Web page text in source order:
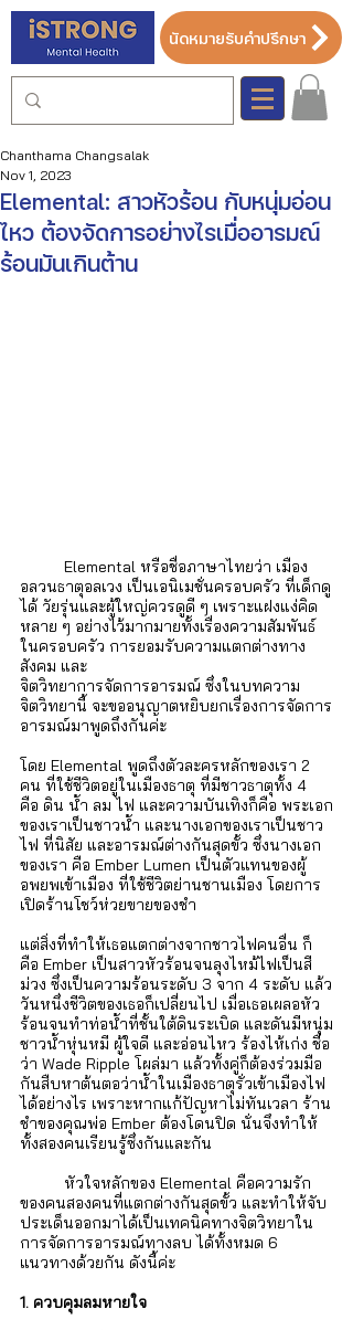
นัดหมายรับคำปรึกษา
Elemental: สาวหัวร้อน กับหนุ่มอ่อน
ไหว ต้องจัดการอย่างไรเมื่ออารมณ์
ร้อนมันเกินต้าน
Chanthama Changsalak
Nov 1, 2023
Elemental หรือชื่อภาษาไทยว่า เมือง
อลวนธาตุอลเวง เป็นเอนิเมชั่นครอบครัว ที่เด็กดู
ได้ วัยรุ่นและผู้ใหญ่ควรดูดี ๆ เพราะแฝงแง่คิด
หลาย ๆ อย่างไว้มากมายทั้งเรื่องความสัมพันธ์
ในครอบครัว การยอมรับความแตกต่างทาง
สังคม และ
จิตวิทยาการจัดการอารมณ์ ซึ่งในบทความ
จิตวิทยานี้ จะขออนุญาตหยิบยกเรื่องการจัดการ
อารมณ์มาพูดถึงกันค่ะ
โดย Elemental พูดถึงตัวละครหลักของเรา 2
คน ที่ใช้ชีวิตอยู่ในเมืองธาตุ ที่มีชาวธาตุทั้ง 4
คือ ดิน น้ำ ลม ไฟ และความบันเทิงก็คือ พระเอก
ของเราเป็นชาวน้ำ และนางเอกของเราเป็นชาว
ไฟ ที่นิสัย และอารมณ์ต่างกันสุดขั้ว ซึ่งนางเอก
ของเรา คือ Ember Lumen เป็นตัวแทนของผู้
อพยพเข้าเมือง ที่ใช้ชีวิตย่านชานเมือง โดยการ
เปิดร้านโชว์ห่วยขายของชำ
แต่สิ่งที่ทำให้เธอแตกต่างจากชาวไฟคนอื่น ก็
คือ Ember เป็นสาวหัวร้อนจนลุงไหม้ไฟเป็นสี
ม่วง ซึ่งเป็นความร้อนระดับ 3 จาก 4 ระดับ แล้ว
วันหนึ่งชีวิตของเธอก็เปลี่ยนไป เมื่อเธอเผลอหัว
ร้อนจนทำท่อน้ำที่ชั้นใต้ดินระเบิด และดันมีหนุ่ม
ชาวน้ำหุ่นหมี ผู้ใจดี และอ่อนไหว ร้องไห้เก่ง ชื่อ
ว่า Wade Ripple โผล่มา แล้วทั้งคู่ก็ต้องร่วมมือ
กันสืบหาต้นตอว่าน้ำในเมืองธาตุรั่วเข้าเมืองไฟ
ได้อย่างไร เพราะหากแก้ปัญหาไม่ทันเวลา ร้าน
ชำของคุณพ่อ Ember ต้องโดนปิด นั่นจึงทำให้
ทั้งสองคนเรียนรู้ซึ่งกันและกัน
หัวใจหลักของ Elemental คือความรัก
ของคนสองคนที่แตกต่างกันสุดขั้ว และทำให้จับ
ประเด็นออกมาได้เป็นเทคนิคทางจิตวิทยาใน
การจัดการอารมณ์ทางลบ ได้ทั้งหมด 6
แนวทางด้วยกัน ดังนี้ค่ะ
1. ควบคุมลมหายใจ